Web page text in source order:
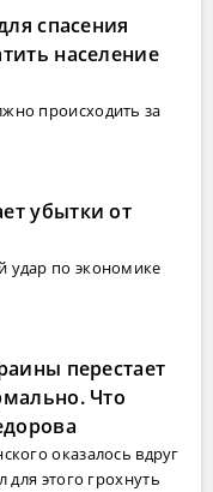
спасения
население
происходить за
убытки от
удар по экономике
перестает
Что
оказалось вдруг
этого грохнуть